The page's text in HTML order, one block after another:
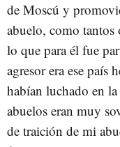
de Moscú y
abuelo, como tantos
lo que para él fue
agresor era ese país
habían luchado en
abuelos eran muy
de traición de mi